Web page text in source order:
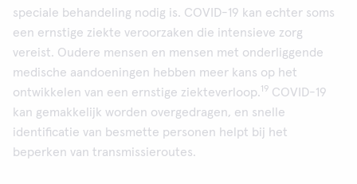
speciale behandeling nodig is. COVID-19 kan echter soms
een ernstige ziekte veroorzaken die intensieve zorg
vereist. Oudere mensen en mensen met onderliggende
medische aandoeningen hebben meer kans op het
ontwikkelen van een ernstige ziekteverloop.19 COVID-19
kan gemakkelijk worden overgedragen, en snelle
identificatie van besmette personen helpt bij het
beperken van transmissieroutes.